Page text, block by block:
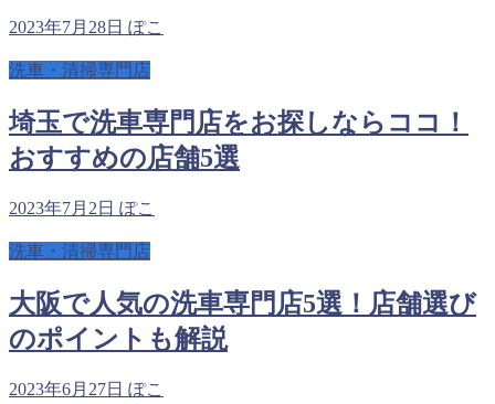
2023年7月28日 ぽこ
洗車・清掃専門店
埼玉で洗車専門店をお探しならココ！
おすすめの店舗5選
2023年7月2日 ぽこ
洗車・清掃専門店
大阪で人気の洗車専門店5選！店舗選び
のポイントも解説
2023年6月27日 ぽこ